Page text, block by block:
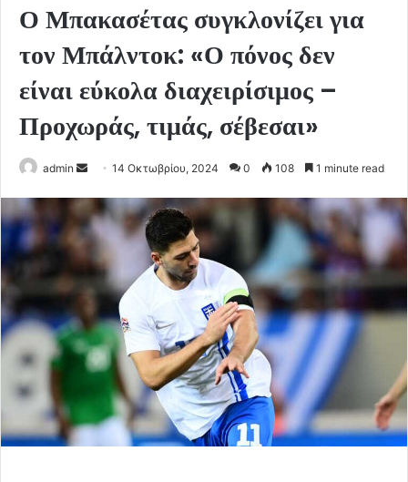
Ο Μπακασέτας συγκλονίζει για
τον Μπάλντοκ: «Ο πόνος δεν
είναι εύκολα διαχειρίσιμος –
Προχωράς, τιμάς, σέβεσαι»
admin
Send
email
14 Οκτωβρίου, 2024 0 108 1 minute read